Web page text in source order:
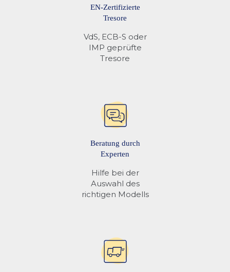
EN-Zertifizierte
Tresore
VdS, ECB-S oder
IMP geprüfte
Tresore
Beratung durch
Experten
Hilfe bei der
Auswahl des
richtigen Modells